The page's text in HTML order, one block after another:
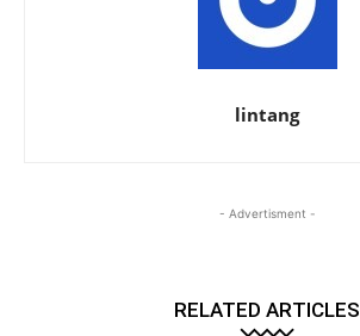
lintang
- Advertisment -
RELATED ARTICLES